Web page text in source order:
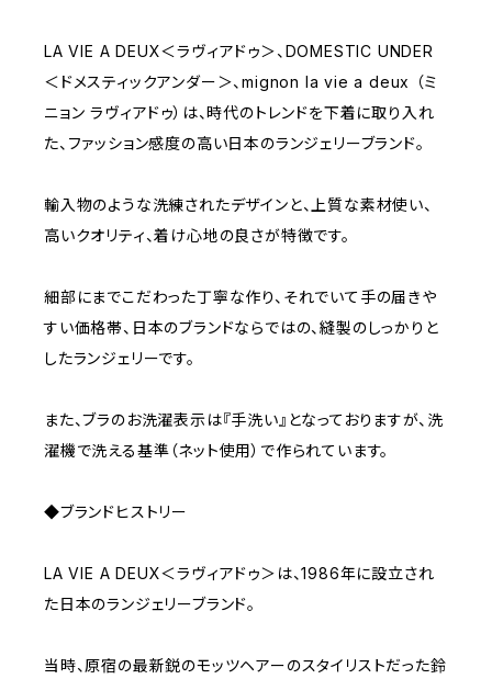
LA VIE A DEUX＜ラヴィアドゥ＞、DOMESTIC UNDER
＜ドメスティックアンダー＞、mignon la vie a deux （ミ
ニョン ラヴィアドゥ）は、時代のトレンドを下着に取り入れ
た、ファッション感度の高い日本のランジェリーブランド。
輸入物のような洗練されたデザインと、上質な素材使い、
高いクオリティ、着け心地の良さが特徴です。
細部にまでこだわった丁寧な作り、それでいて手の届きや
すい価格帯、日本のブランドならではの、縫製のしっかりと
したランジェリーです。
また、ブラのお洗濯表示は『手洗い』となっておりますが、洗
濯機で洗える基準（ネット使用）で作られています。
◆ブランドヒストリー
LA VIE A DEUX＜ラヴィアドゥ＞は、1986年に設立され
た日本のランジェリーブランド。
当時、原宿の最新鋭のモッツヘアーのスタイリストだった鈴